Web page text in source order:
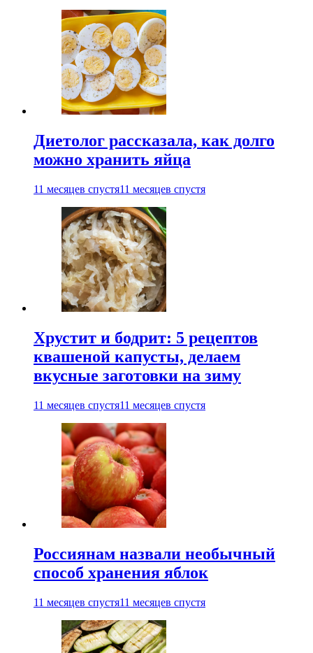
Диетолог рассказала, как долго
можно хранить яйца
11 месяцев спустя11 месяцев спустя
Хрустит и бодрит: 5 рецептов
квашеной капусты, делаем
вкусные заготовки на зиму
11 месяцев спустя11 месяцев спустя
Россиянам назвали необычный
способ хранения яблок
11 месяцев спустя11 месяцев спустя